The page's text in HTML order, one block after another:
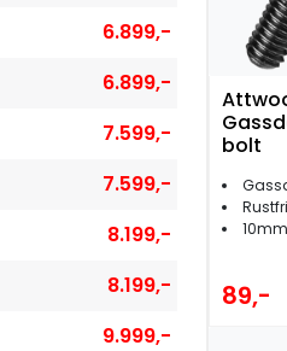
6.899,-
6.899,-
7.599,-
7.599,-
8.199,-
8.199,-
9.999,-
bolt
89,-